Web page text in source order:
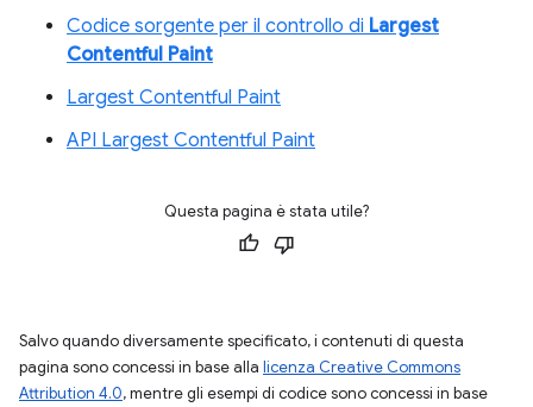
Codice sorgente per il controllo di Largest
Contentful Paint
Largest Contentful Paint
API Largest Contentful Paint
Questa pagina è stata utile?
Salvo quando diversamente specificato, i contenuti di questa
pagina sono concessi in base alla licenza Creative Commons
Attribution 4.0, mentre gli esempi di codice sono concessi in base